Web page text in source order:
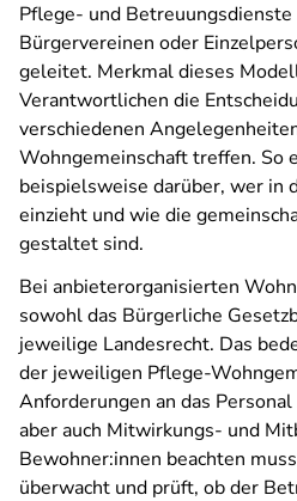
Pflege- und
Bürgervereinen oder
geleitet. Merkmal dieses
Verantwortlichen die
verschiedenen
Wohngemeinschaft treffen. So
beispielsweise darüber, wer in
einzieht und wie die
gestaltet sind.
Bei anbieterorganisierten
sowohl das Bürgerliche
jeweilige Landesrecht. Das
der jeweiligen Pflege-
Anforderungen an das
aber auch Mitwirkungs- und
Bewohner:innen beachten
überwacht und prüft, ob der